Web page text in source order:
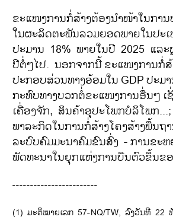
ຂະແໜງການກໍ່ສ້າງຕ້ອງນຳໜ້າໃນກາ
ໃນຜະລິດຕະພັນລວມຍອດພາຍໃນປະ
ປະມານ 18% ພາຍໃນປີ 2025 ແລ
ປີຕໍ່ໆໄປ. ນອກຈາກນີ້ຂະແໜງການກໍ່
ປະກອບສ່ວນທາງອ້ອມໃນ GDPປະມ
ກະທົບທາງບວກຕໍ່ຂະແໜງການອື່ນໆ
ເຄື່ອງຈັກ, ສິນຄ້າອຸປະໂພກບໍລິໂພກ
ພາລະກິດໃນການກໍ່ສ້າງໂຄງສ້າງພື້ນຖ
ລະບົບຄົມມະນາຄົມຂົນສົ່ງ -ການຂະ
ພັດທະນາໃນຍຸກແຫ່ງການບືນຕົວຂຶ້ນຂ
------------------------
(1) ມະຕິໝາຍເລກ 57-NQ/TW, ລົງວັນທີ 22